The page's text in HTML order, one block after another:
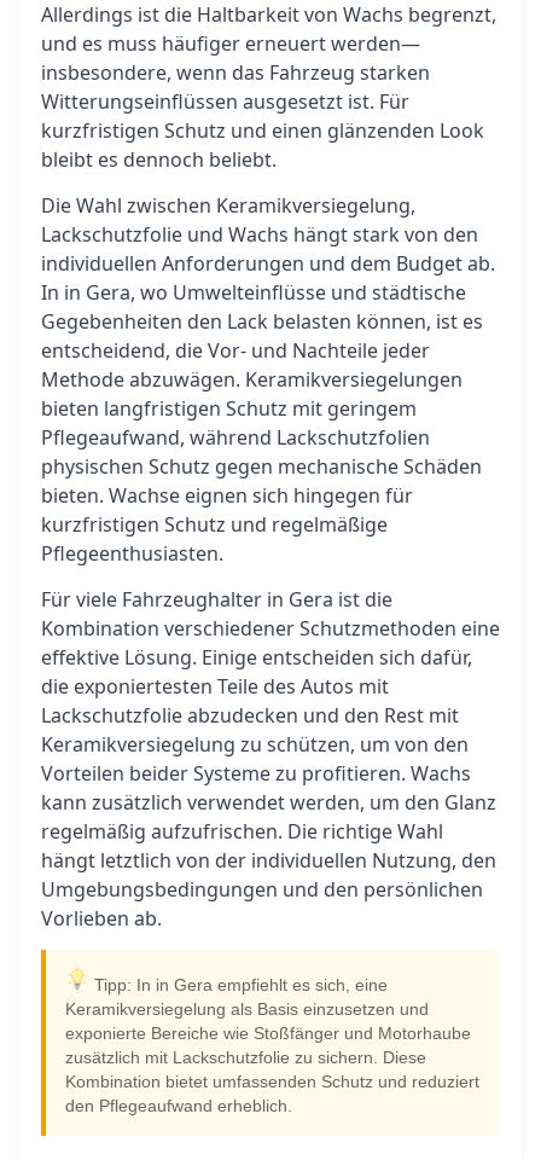
Allerdings ist die Haltbarkeit von Wachs begrenzt,
und es muss häufiger erneuert werden—
insbesondere, wenn das Fahrzeug starken
Witterungseinflüssen ausgesetzt ist. Für
kurzfristigen Schutz und einen glänzenden Look
bleibt es dennoch beliebt.
Die Wahl zwischen Keramikversiegelung,
Lackschutzfolie und Wachs hängt stark von den
individuellen Anforderungen und dem Budget ab.
In in Gera, wo Umwelteinflüsse und städtische
Gegebenheiten den Lack belasten können, ist es
entscheidend, die Vor- und Nachteile jeder
Methode abzuwägen. Keramikversiegelungen
bieten langfristigen Schutz mit geringem
Pflegeaufwand, während Lackschutzfolien
physischen Schutz gegen mechanische Schäden
bieten. Wachse eignen sich hingegen für
kurzfristigen Schutz und regelmäßige
Pflegeenthusiasten.
Für viele Fahrzeughalter in Gera ist die
Kombination verschiedener Schutzmethoden eine
effektive Lösung. Einige entscheiden sich dafür,
die exponiertesten Teile des Autos mit
Lackschutzfolie abzudecken und den Rest mit
Keramikversiegelung zu schützen, um von den
Vorteilen beider Systeme zu profitieren. Wachs
kann zusätzlich verwendet werden, um den Glanz
regelmäßig aufzufrischen. Die richtige Wahl
hängt letztlich von der individuellen Nutzung, den
Umgebungsbedingungen und den persönlichen
Vorlieben ab.
Tipp: In in Gera empfiehlt es sich, eine
Keramikversiegelung als Basis einzusetzen und
exponierte Bereiche wie Stoßfänger und Motorhaube
zusätzlich mit Lackschutzfolie zu sichern. Diese
Kombination bietet umfassenden Schutz und reduziert
den Pflegeaufwand erheblich.